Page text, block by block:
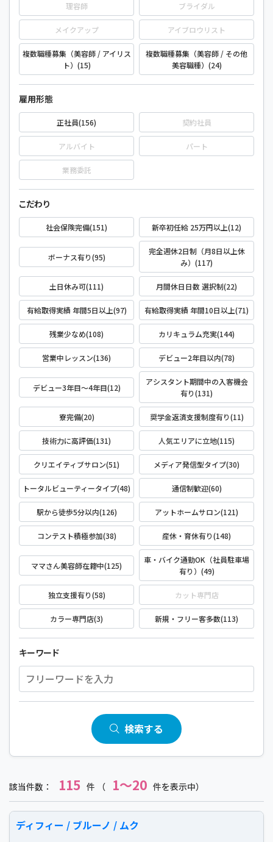
理容師 ブライダル
メイクアップ アイブロウリスト
複数職種募集（美容師 / アイリス
ト）(15)
複数職種募集（美容師 / その他
美容職種）(24)
雇用形態
正社員(156) 契約社員
アルバイト パート
業務委託
こだわり
社会保険完備(151) 新卒初任給 25万円以上(12)
ボーナス有り(95)
完全週休2日制（月8日以上休
み）(117)
土日休み可(111) 月間休日日数 選択制(22)
有給取得実績 年間5日以上(97) 有給取得実績 年間10日以上(71)
残業少なめ(108) カリキュラム充実(144)
営業中レッスン(136) デビュー2年目以内(78)
デビュー3年目～4年目(12)
アシスタント期間中の入客機会
有り(131)
寮完備(20) 奨学金返済支援制度有り(11)
技術力に高評価(131) 人気エリアに立地(115)
クリエイティブサロン(51) メディア発信型タイプ(30)
トータルビューティータイプ(48) 通信制歓迎(60)
駅から徒歩5分以内(126) アットホームサロン(121)
コンテスト積極参加(38) 産休・育休有り(148)
ママさん美容師在籍中(125)
車・バイク通勤OK（社員駐車場
有り）(49)
独立支援有り(58) カット専門店
カラー専門店(3) 新規・フリー客多数(113)
キーワード
検索する
該当件数： 115 件 （ 1～20 件を表示中）
ディフィー / ブルーノ / ムク